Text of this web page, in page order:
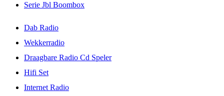
Serie Jbl Boombox
Dab Radio
Wekkerradio
Draagbare Radio Cd Speler
Hifi Set
Internet Radio